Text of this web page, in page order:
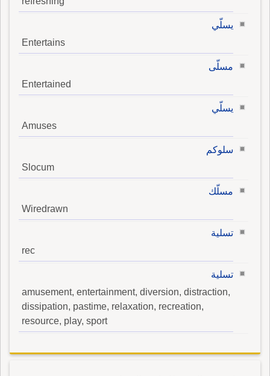
يسلّي
Entertains
مسلّى
Entertained
يسلّي
Amuses
سلوكم
Slocum
مسلّك
Wiredrawn
تسلية
rec
تسلية
amusement, entertainment, diversion, distraction,
dissipation, pastime, relaxation, recreation,
resource, play, sport